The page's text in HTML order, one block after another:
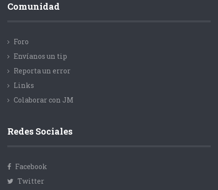
Comunidad
Foro
Envíanos un tip
Reporta un error
Links
Colaborar con JM
Redes Sociales
Facebook
Twitter